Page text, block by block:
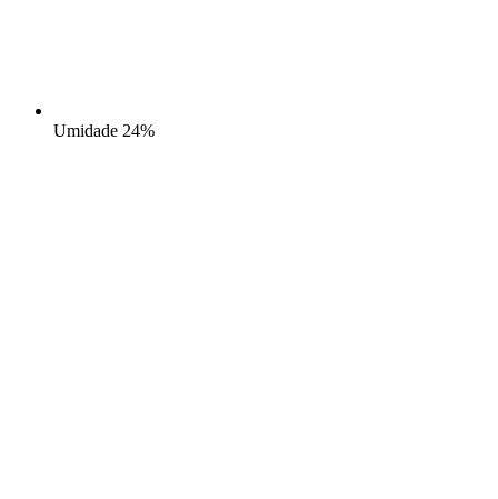
Umidade 24%